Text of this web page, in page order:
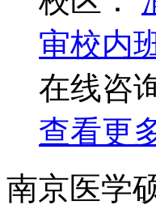
审校内
在线咨
查看更
南京医学